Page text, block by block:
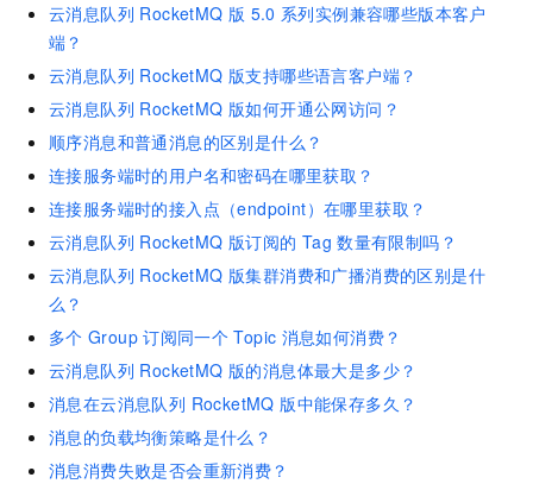
云消息队列 RocketMQ 版 5.0 系列实例兼容哪些版本客户
端？
云消息队列 RocketMQ 版支持哪些语言客户端？
云消息队列 RocketMQ 版如何开通公网访问？
顺序消息和普通消息的区别是什么？
连接服务端时的用户名和密码在哪里获取？
连接服务端时的接入点（endpoint）在哪里获取？
云消息队列 RocketMQ 版订阅的 Tag 数量有限制吗？
云消息队列 RocketMQ 版集群消费和广播消费的区别是什
么？
多个 Group 订阅同一个 Topic 消息如何消费？
云消息队列 RocketMQ 版的消息体最大是多少？
消息在云消息队列 RocketMQ 版中能保存多久？
消息的负载均衡策略是什么？
消息消费失败是否会重新消费？